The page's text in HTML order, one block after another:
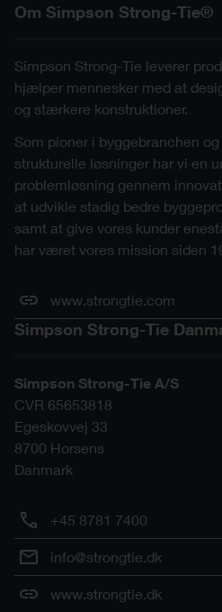
Om Simpson Strong-Tie®
Simpson Strong-Tie leverer
hjælper mennesker med at
og stærkere konstruktioner.
Som pioner i byggebranchen
strukturelle løsninger har vi en
problemløsning gennem
at udvikle stadig bedre
samt at give vores kunder
har været vores mission siden
www.strongtie.com
Simpson Strong-Tie
Simpson Strong-Tie A/S
CVR 65653818
Egeskovvej 33
8700 Horsens
Danmark
+45 8781 7400
info@strongtie.dk
www.strongtie.dk